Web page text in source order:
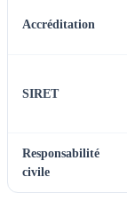
Accréditation
SIRET
Responsabilité
civile